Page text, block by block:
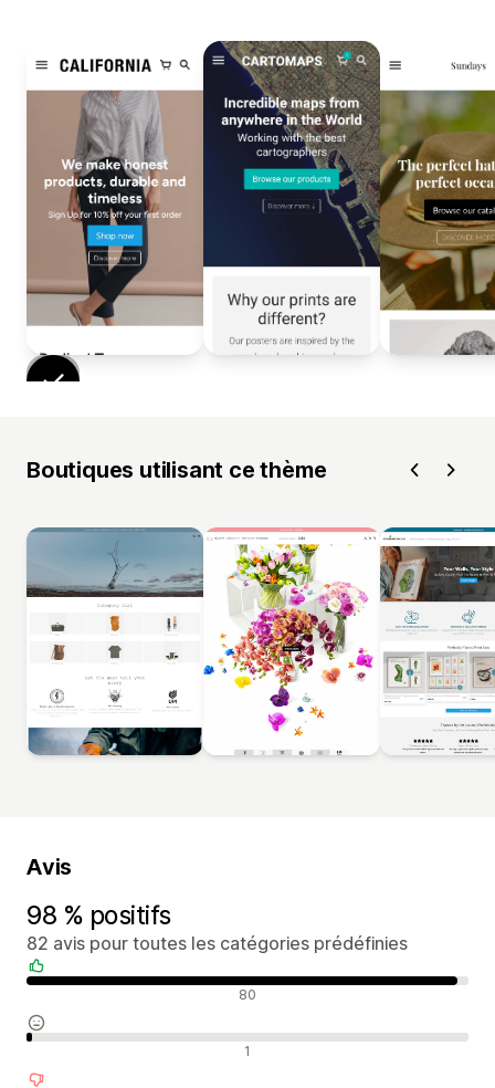
Boutiques utilisant ce thème
Avis
98 % positifs
82 avis pour toutes les catégories prédéfinies
Avis positifs 80
Avis neutres 1